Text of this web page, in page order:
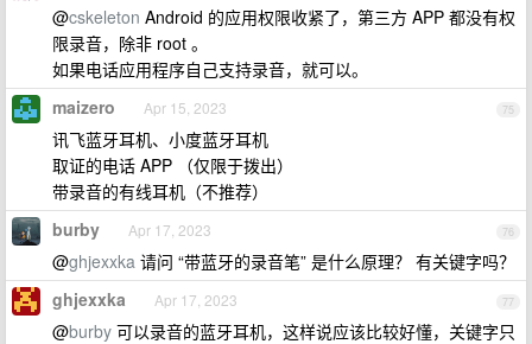
@cskeleton Android 的应用权限收紧了，第三方 APP 都没有权
限录音，除非 root 。
如果电话应用程序自己支持录音，就可以。
75
maizero Apr 15, 2023
讯飞蓝牙耳机、小度蓝牙耳机
取证的电话 APP （仅限于拨出）
带录音的有线耳机（不推荐）
76
burby Apr 17, 2023
@ghjexxka 请问 “带蓝牙的录音笔” 是什么原理？ 有关键字吗？
77
ghjexxka Apr 17, 2023
@burby 可以录音的蓝牙耳机，这样说应该比较好懂，关键字只